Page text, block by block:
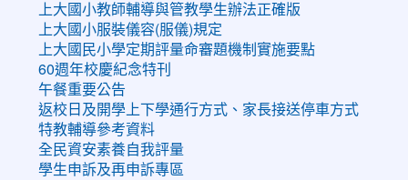
上大國小教師輔導與管教學生辦法正確版
上大國小服裝儀容(服儀)規定
上大國民小學定期評量命審題機制實施要點
60週年校慶紀念特刊
午餐重要公告
返校日及開學上下學通行方式、家長接送停車方式
特教輔導參考資料
全民資安素養自我評量
學生申訴及再申訴專區